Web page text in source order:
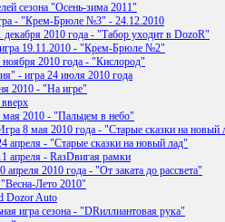
сезона "Осень-зима 2011"
- "Крем-Брюле №3" - 24.12.2010
2010 года - "Табор уходит в DozoR"
19.11.2010 - "Крем-Брюле №2"
2010 года - "Кислород"
- игра 24 июля 2010 года
2010 - "На игре"
2010 - "Пальцем в небо"
8 мая 2010 года - "Старые сказки на новый
апреля - "Старые сказки на новый лад"
апреля - RазDвигая рамки
2010 года - "От заката до рассвета"
"Весна-Лето 2010"
Dozor Auto
игра сезона - "DRиллиантовая рука"